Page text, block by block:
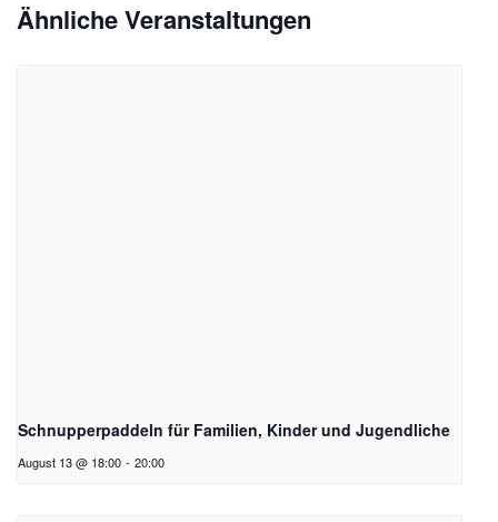
Ähnliche Veranstaltungen
Schnupperpaddeln für Familien, Kinder und Jugendliche
August 13 @ 18:00 - 20:00